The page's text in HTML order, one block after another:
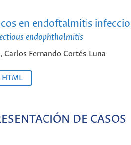
en endoftalmitis
endophthalmitis
Carlos Fernando Cortés-Luna
HTML
DE CASOS